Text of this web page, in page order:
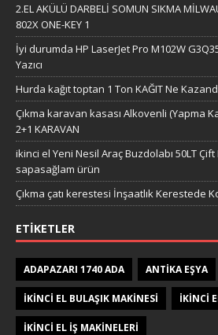
2.EL AKÜLÜ DARBELİ SOMUN SIKMA
802X ONE-KEY 1
İyi durumda HP LaserJet Pro M102W
Yazıcı
Hurda kağıt toptan 1 Ton KAĞIT Ne
Çıkma karavan kasası Alkovenli (Yapma
2+1 KARAVAN
ikinci el Yeni Nesil Araç Buzdolabı 50LT Çift
sapasağlam ürün
Çıkma çatı kerestesi İnşaatlık Kerestede​​
ETIKETLER
ADAPAZARI 1740 ADA ANTIKA EŞYA
IKINCI EL BULAŞIK MAKINESI IKINCI
IKINCI EL IŞ MAKINELERI